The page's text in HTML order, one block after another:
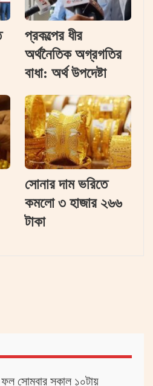
প্রকল্পের ধীর
অর্থনৈতিক অগ্রগতির
বাধা: অর্থ উপদেষ্টা
সোনার দাম ভরিতে
কমলো ৩ হাজার ২৬৬
টাকা
সোমবার সকাল ১০টায়